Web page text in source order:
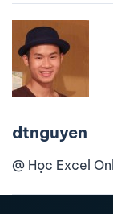
dtnguyen
@ Học Excel